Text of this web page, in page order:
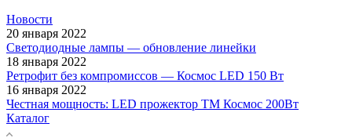
Новости
20 января 2022
Светодиодные лампы — обновление линейки
18 января 2022
Ретрофит без компромиссов — Космос LED 150 Вт
16 января 2022
Честная мощность: LED прожектор ТМ Космос 200Вт
Каталог